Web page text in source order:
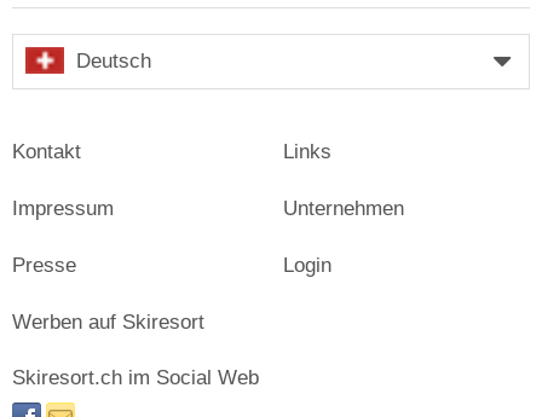
Deutsch
Kontakt
Impressum
Presse
Links
Unternehmen
Login
Werben auf Skiresort
Skiresort.ch im Social Web